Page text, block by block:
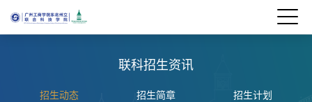
联科招生资讯
招生动态 招生简章 招生计划